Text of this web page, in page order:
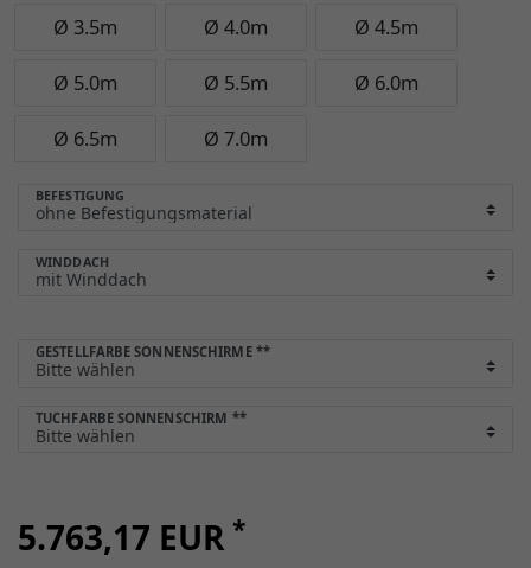
Ø 3.5m Ø 4.0m Ø 4.5m
Ø 5.0m Ø 5.5m Ø 6.0m
Ø 6.5m Ø 7.0m
BEFESTIGUNG
WINDDACH
GESTELLFARBE SONNENSCHIRME **
TUCHFARBE SONNENSCHIRM **
5.763,17 EUR *